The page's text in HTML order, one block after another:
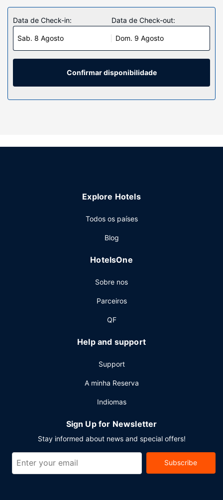
Sinta-se em casa num dos 81 quartos, com um frigorífico e
Smart TV. Ligue-se à internet com e sem fios gratuita para
estar sempre contactável. Em alternativa, assista a uma
seleção de canais via satélite. As casas de banho
privativas têm artigos de higiene exclusivos e secadores
de cabelo. As comodidades incluem ainda secretárias e
24 horas. As facilidades adicionais incluem Wi-fi grátis, um
dispõe de snack-bar/pastelaria. Comece as suas manhãs
servido diariamente entre as 6:30 e as 9:30.
fios grátis, um business center aberto 24 horas e registo
Data de Check-in:
Sab. 8 Agosto
Data de Check-out:
Dom. 9 Agosto
Confirmar disponibilidade
Explore Hotels
Todos os países
Blog
HotelsOne
Sobre nos
Parceiros
QF
Help and support
Support
A minha Reserva
Indiomas
Sign Up for Newsletter
Stay informed about news and special offers!
Subscribe